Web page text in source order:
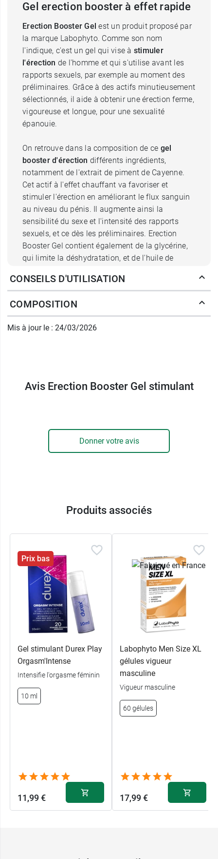
Gel erection booster à effet rapide
Erection Booster Gel est un produit proposé par
la marque Labophyto. Comme son nom
l'indique, c'est un gel qui vise à stimuler
l'érection de l'homme et qui s'utilise avant les
rapports sexuels, par exemple au moment des
préliminaires. Grâce à des actifs minutieusement
sélectionnés, il aide à obtenir une érection ferme,
vigoureuse et longue, pour une sexualité
épanouie.
On retrouve dans la composition de ce gel
booster d'érection différents ingrédients,
notamment de l'extrait de piment de Cayenne.
Cet actif à l'effet chauffant va favoriser et
stimuler l'érection en améliorant le flux sanguin
au niveau du pénis. Il augmente ainsi la
sensibilité du sexe et l'intensité des rapports
sexuels, et ce dès les préliminaires. Erection
Booster Gel contient également de la glycérine,
qui limite la déshydratation, et de l'huile de
optimise l'action du piment de Cayenne.
Très simple à utiliser, ce gel stimulant est
embrassable et peut ainsi être intégré à vos jeux
sexuels et préliminaires les plus torrides. Il est
partenaires. Erection Booster Gel est disponible
en flacon-pompe, pour un usage à domicile par
Conditionnement :boîte de 6 unidoses (6 x 4 ml)
CONSEILS D'UTILISATION
COMPOSITION
Mis à jour le : 24/03/2026
Avis Erection Booster Gel stimulant
Donner votre avis
Produits associés
Prix bas
Gel stimulant Durex Play
Orgasm'Intense
Intensifie l'orgasme féminin
10 ml
11,99 €
Labophyto Men Size XL
gélules vigueur
masculine
Vigueur masculine
60 gélules
17,99 €